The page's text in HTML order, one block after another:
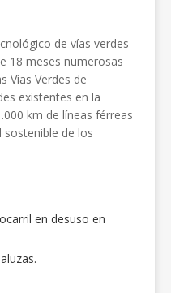
de vías verdes
18 meses numerosas
Vías Verdes de
existentes en la
km de líneas férreas
sostenible de los
en desuso en